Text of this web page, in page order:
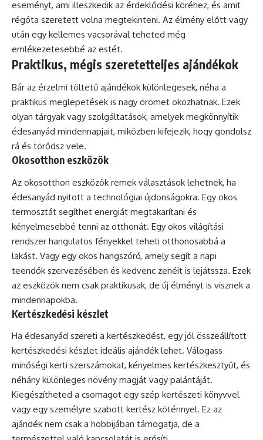
eseményt, ami illeszkedik az érdeklődési köréhez, és amit
régóta szeretett volna megtekinteni. Az élmény előtt vagy
után egy kellemes vacsorával teheted még
emlékezetesebbé az estét.
Praktikus, mégis szeretetteljes ajándékok
Bár az érzelmi töltetű ajándékok különlegesek, néha a
praktikus meglepetések is nagy örömet okozhatnak. Ezek
olyan tárgyak vagy szolgáltatások, amelyek megkönnyítik
édesanyád mindennapjait, miközben kifejezik, hogy gondolsz
rá és törődsz vele.
Okosotthon eszközök
Az okosotthon eszközök remek választások lehetnek, ha
édesanyád nyitott a technológiai újdonságokra. Egy okos
termosztát segíthet energiát megtakarítani és
kényelmesebbé tenni az otthonát. Egy okos világítási
rendszer hangulatos fényekkel teheti otthonosabbá a
lakást. Vagy egy okos hangszóró, amely segít a napi
teendők szervezésében és kedvenc zenéit is lejátssza. Ezek
az eszközök nem csak praktikusak, de új élményt is visznek a
mindennapokba.
Kertészkedési készlet
Ha édesanyád szereti a kertészkedést, egy jól összeállított
kertészkedési készlet ideális ajándék lehet. Válogass
minőségi kerti szerszámokat, kényelmes kertészkesztyűt, és
néhány különleges növény magját vagy palántáját.
Kiegészítheted a csomagot egy szép kertészeti könyvvel
vagy egy személyre szabott kertész köténnyel. Ez az
ajándék nem csak a hobbijában támogatja, de a